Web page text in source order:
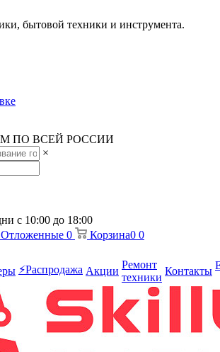
бытовой техники и инструмента.
ПО ВСЕЙ РОССИИ
×
с 10:00 до 18:00
Отложенные 0 Корзина0 0
⚡️Распродажа Акции
Ремонт
техники
Контакты